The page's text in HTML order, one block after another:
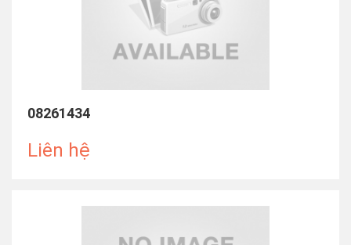
08261434
Liên hệ